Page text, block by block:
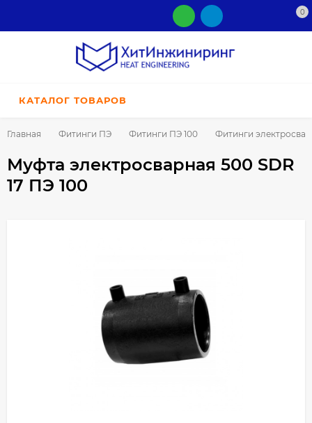
0
КАТАЛОГ ТОВАРОВ
Главная Фитинги ПЭ Фитинги ПЭ 100 Фитинги
Муфта электросварная 500 SDR
17 ПЭ 100